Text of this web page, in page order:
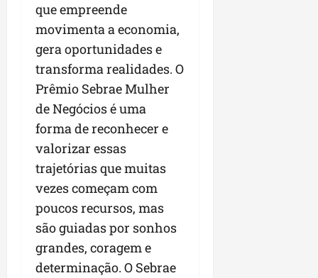
que empreende
movimenta a economia,
gera oportunidades e
transforma realidades. O
Prêmio Sebrae Mulher
de Negócios é uma
forma de reconhecer e
valorizar essas
trajetórias que muitas
vezes começam com
poucos recursos, mas
são guiadas por sonhos
grandes, coragem e
determinação. O Sebrae